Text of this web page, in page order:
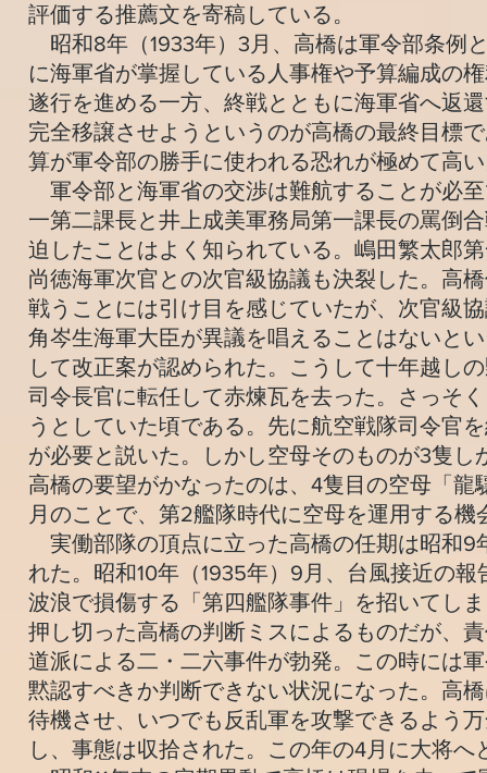
評価する推薦文を寄稿している。
昭和8年（1933年）3月、高橋は軍令部条例
に海軍省が掌握している人事権や予算編成の
遂行を進める一方、終戦とともに海軍省へ返
完全移譲させようというのが高橋の最終目標
算が軍令部の勝手に使われる恐れが極めて高
軍令部と海軍省の交渉は難航することが必
一第二課長と井上成美軍務局第一課長の罵倒
迫したことはよく知られている。嶋田繁太郎
尚徳海軍次官との次官級協議も決裂した。高
戦うことには引け目を感じていたが、次官級
角岑生海軍大臣が異議を唱えることはないと
して改正案が認められた。こうして十年越し
司令長官に転任して赤煉瓦を去った。さっそ
うとしていた頃である。先に航空戦隊司令官
が必要と説いた。しかし空母そのものが3隻
高橋の要望がかなったのは、4隻目の空母「龍
月のことで、第2艦隊時代に空母を運用する機
実働部隊の頂点に立った高橋の任期は昭和9
れた。昭和10年（1935年）9月、台風接近の
波浪で損傷する「第四艦隊事件」を招いてし
押し切った高橋の判断ミスによるものだが、
道派による二・二六事件が勃発。この時には
黙認すべきか判断できない状況になった。高
待機させ、いつでも反乱軍を攻撃できるよう
し、事態は収拾された。この年の4月に大将へ